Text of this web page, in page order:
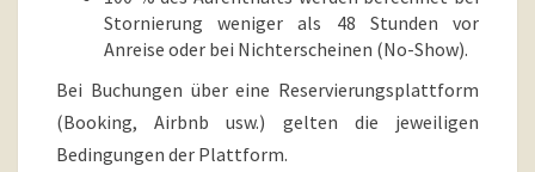
Stornierung weniger als 48 Stunden vor
Anreise oder bei Nichterscheinen (No-Show).
Bei Buchungen über eine Reservierungsplattform
(Booking, Airbnb usw.) gelten die jeweiligen
Bedingungen der Plattform.